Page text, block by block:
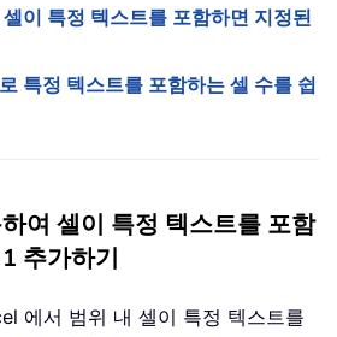
이 특정 텍스트를 포함하면 지정된
특정 텍스트를 포함하는 셀 수를 쉽
여 셀이 특정 텍스트를 포함
추가하기
에서 범위 내 셀이 특정 텍스트를